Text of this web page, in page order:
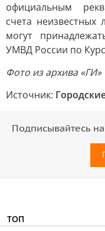
официальным
счета
могут
УМВД России по
Фото из архива «ГИ»
Источник:
Подписывайтесь
ТОП